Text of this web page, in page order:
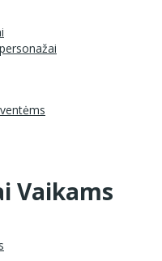
Vaikams